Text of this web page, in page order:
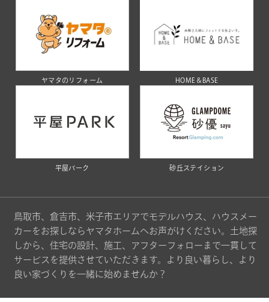
ヤマタのリフォーム HOME＆BASE
平屋パーク 砂丘ステイション
鳥取市、倉吉市、米子市エリアでモデルハウス、ハウスメー
カーをお探しならヤマタホームへお声がけください。土地探
しから、住宅の設計、施工、アフターフォローまで一貫して
サービスを提供させていただきます。より良い暮らし、より
良い家づくりを一緒に始めませんか？